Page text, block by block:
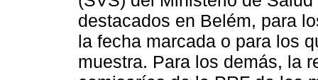
destacados en Belém, para
la fecha marcada o para los
muestra. Para los demás, la